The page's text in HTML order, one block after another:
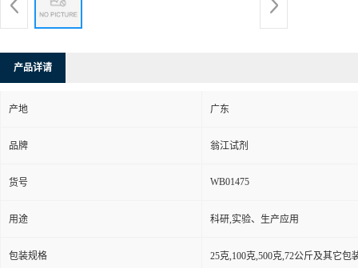
产品详请
产地 广东
品牌 翁江试剂
货号 WB01475
用途 科研,实验、生产应用
包装规格 25克,100克,500克,72公斤及其它包